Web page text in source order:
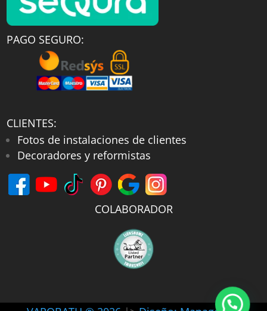
PAGO SEGURO:
CLIENTES:
Fotos de instalaciones de clientes
Decoradores y reformistas
COLABORADOR